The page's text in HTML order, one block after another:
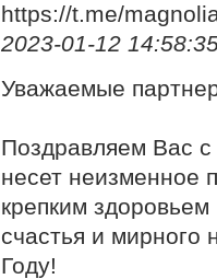
https://t.me/
2023-01-12
Уважаемые
Поздравляем Вас
несет неизменное
крепким
счастья и мирного
Году!